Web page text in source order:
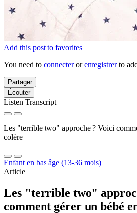
Add this post to favorites
You need to connecterorenregistrerto
Partager
Écouter
Listen Transcript
Les "terrible two" approche ? Voici
colère
Enfant en bas âge (13-36 mois)
Article
Les "terrible two"
comment gérer un bébé